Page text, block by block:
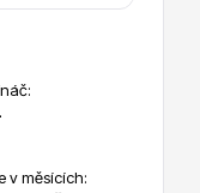
v měsících: